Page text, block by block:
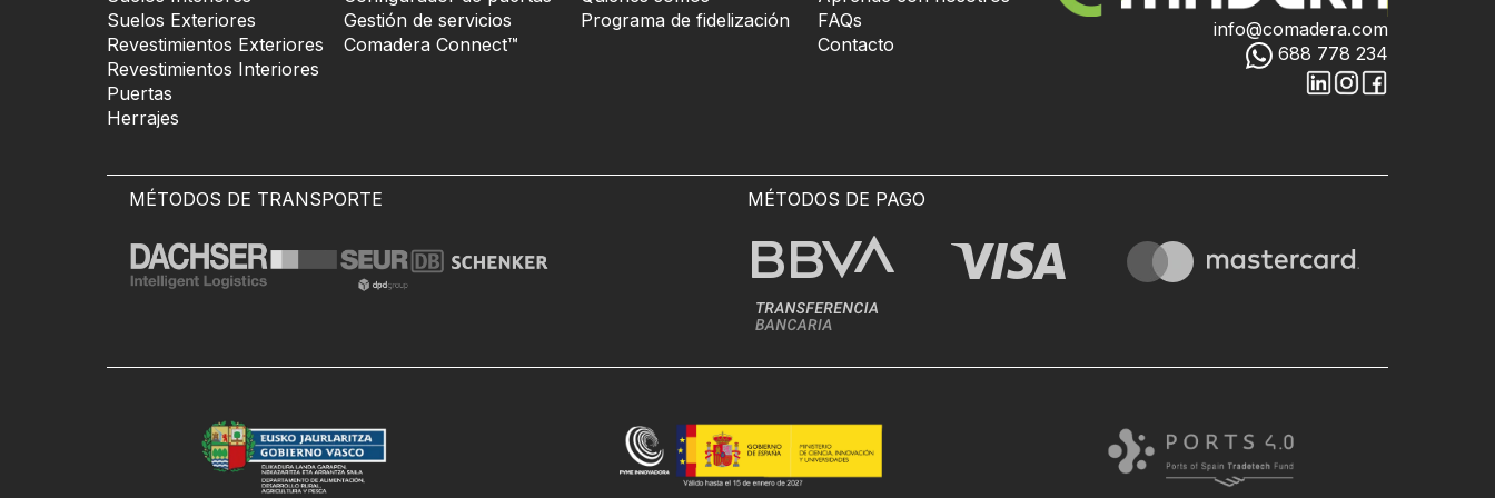
Suelos Exteriores
Revestimientos Exteriores
Revestimientos Interiores
Puertas
Herrajes
Gestión de servicios
Comadera Connect™
Programa de fidelización
FAQs
Contacto
info@comadera.com
688 778 234
MÉTODOS DE TRANSPORTE MÉTODOS DE PAGO